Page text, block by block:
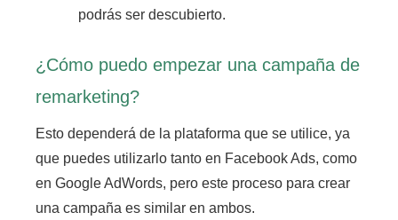
podrás ser descubierto.
¿Cómo puedo empezar una campaña de
remarketing?
Esto dependerá de la plataforma que se utilice, ya
que puedes utilizarlo tanto en Facebook Ads, como
en Google AdWords, pero este proceso para crear
una campaña es similar en ambos.